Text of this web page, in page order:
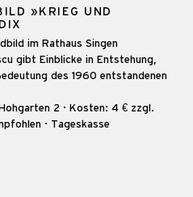
»KRIEG UND
im Rathaus Singen
gibt Einblicke in Entstehung,
des 1960 entstandenen
2 · Kosten: 4 € zzgl.
· Tageskasse